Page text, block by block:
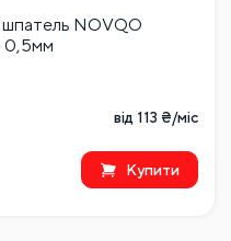
NOVQO
0,5мм
від 113 ₴/міс
Купити